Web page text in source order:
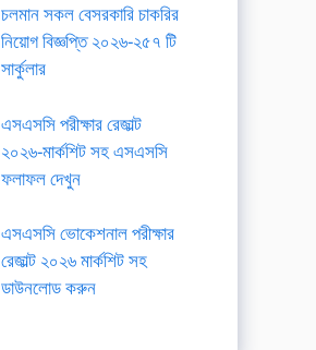
চলমান সকল বেসরকারি চাকরির
নিয়োগ বিজ্ঞপ্তি ২০২৬-২৫৭ টি
সার্কুলার
এসএসসি পরীক্ষার রেজাল্ট
২০২৬-মার্কশিট সহ এসএসসি
ফলাফল দেখুন
এসএসসি ভোকেশনাল পরীক্ষার
রেজাল্ট ২০২৬ মার্কশিট সহ
ডাউনলোড করুন